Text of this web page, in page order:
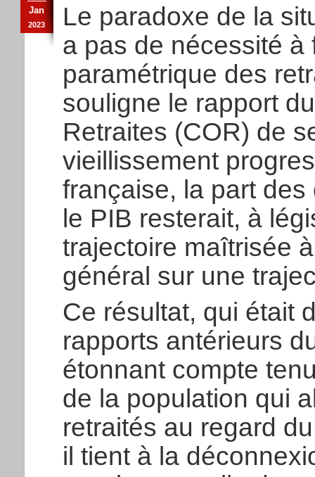
Jan
2023
Le paradoxe de la
a pas de nécessité à
paramétrique des
souligne le rapport
Retraites (COR) de
vieillissement
française, la part
le PIB resterait, à
trajectoire maîtrisée
général sur une
Ce résultat, qui était
rapports antérieurs
étonnant compte
de la population qui
retraités au regard
il tient à la